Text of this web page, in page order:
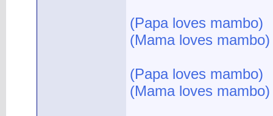
(Papa loves mambo)
(Mama loves mambo)
(Papa loves mambo)
(Mama loves mambo)